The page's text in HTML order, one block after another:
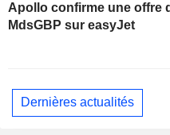
Apollo confirme une offre
MdsGBP sur easyJet
Dernières actualités